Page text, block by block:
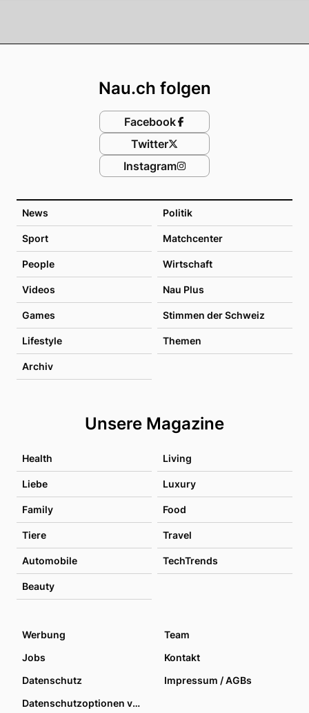
News Politik
Sport Matchcenter
People Wirtschaft
Videos Nau Plus
Games Stimmen der Schweiz
Lifestyle Themen
Archiv
Unsere Magazine
Health Living
Liebe Luxury
Family Food
Tiere Travel
Automobile TechTrends
Beauty
Nau.ch folgen
Facebook
Twitter
Instagram
Werbung
Team
Jobs
Kontakt
Datenschutz
Impressum / AGBs
Datenschutzoptionen verwalten